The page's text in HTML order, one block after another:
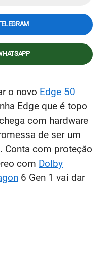
o novo Edge 50
Edge que é topo
com hardware
de ser um
Conta com proteção
com Dolby
6 Gen 1 vai dar